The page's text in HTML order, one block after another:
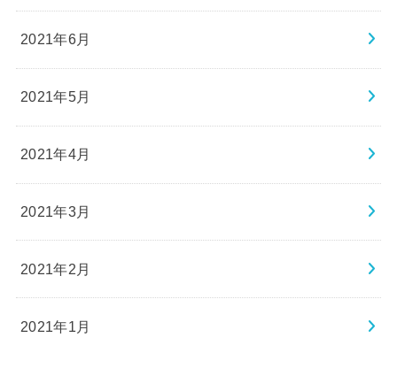
2021年6月
2021年5月
2021年4月
2021年3月
2021年2月
2021年1月